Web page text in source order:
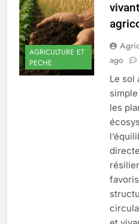
AGRICULTURE ET
PECHE
ago
Le sol
les